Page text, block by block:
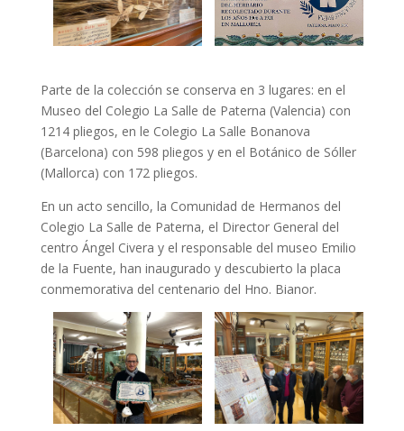
Parte de la colección se conserva en 3 lugares: en el
Museo del Colegio La Salle de Paterna (Valencia) con
1214 pliegos, en le Colegio La Salle Bonanova
(Barcelona) con 598 pliegos y en el Botánico de Sóller
(Mallorca) con 172 pliegos.
En un acto sencillo, la Comunidad de Hermanos del
Colegio La Salle de Paterna, el Director General del
centro Ángel Civera y el responsable del museo Emilio
de la Fuente, han inaugurado y descubierto la placa
conmemorativa del centenario del Hno. Bianor.